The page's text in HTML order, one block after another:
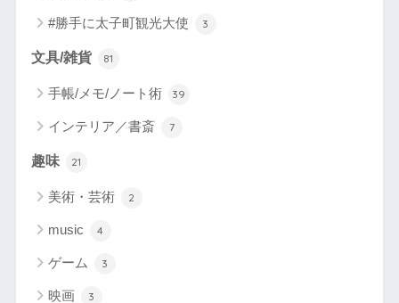
#勝手に太子町観光大使 3
文具/雑貨 81
手帳/メモ/ノート術 39
インテリア／書斎 7
趣味 21
美術・芸術 2
music 4
ゲーム 3
映画 3